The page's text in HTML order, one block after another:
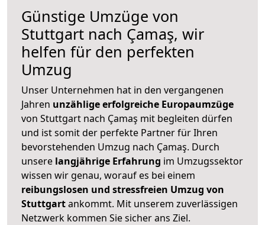
Günstige Umzüge von
Stuttgart nach Çamaş, wir
helfen für den perfekten
Umzug
Unser Unternehmen hat in den vergangenen
Jahren unzählige erfolgreiche Europaumzüge
von Stuttgart nach Çamaş mit begleiten dürfen
und ist somit der perfekte Partner für Ihren
bevorstehenden Umzug nach Çamaş. Durch
unsere langjährige Erfahrung im Umzugssektor
wissen wir genau, worauf es bei einem
reibungslosen und stressfreien Umzug von
Stuttgartankommt. Mit unserem zuverlässigen
Netzwerk kommen Sie sicher ans Ziel.